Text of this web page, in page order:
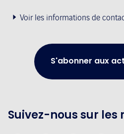
Voir les informations de
S'abonner aux
Suivez-nous sur les